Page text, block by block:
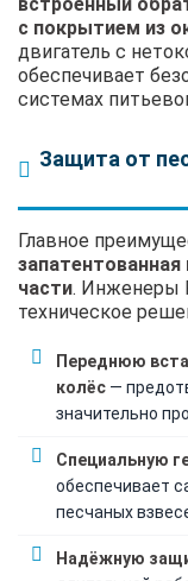
с покрытием из
двигатель с
обеспечивает
системах
Защита от
Главное
части. Инженеры
техническое
Переднюю
колёс —
значительно
Специальную
обеспечивает
песчаных
Надёжную